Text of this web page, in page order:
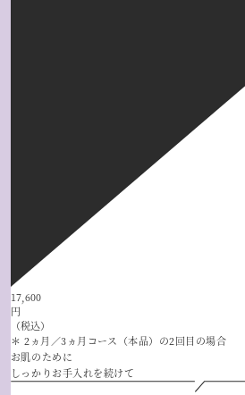
17,600
円
（税込）
＊ 2ヵ月／3ヵ月コース（本品）の2回目の場合
お肌のために
しっかりお手入れを続けて